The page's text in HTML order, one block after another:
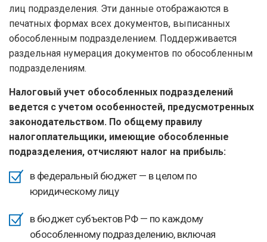
лиц подразделения. Эти данные отображаются в
печатных формах всех документов, выписанных
обособленным подразделением. Поддерживается
раздельная нумерация документов по обособленным
подразделениям.
Налоговый учет обособленных подразделений
ведется с учетом особенностей, предусмотренных
законодательством. По общему правилу
налогоплательщики, имеющие обособленные
подразделения, отчисляют налог на прибыль:
в федеральный бюджет — в целом по
юридическому лицу
в бюджет субъектов РФ — по каждому
обособленному подразделению, включая